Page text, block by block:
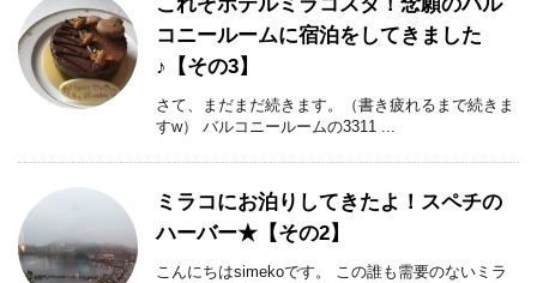
コニールームに宿泊をしてきました
♪【その3】
さて、まだまだ続きます。（書き疲れるまで続きま
すw） バルコニールームの3311 ...
ミラコにお泊りしてきたよ！スペチの
ハーバー★【その2】
こんにちはsimekoです。 この誰も需要のないミラ